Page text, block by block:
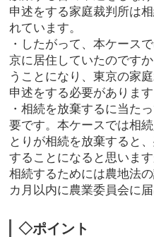
申述をする家庭裁判所は
れています。
・したがって、本ケース
京に居住していたのです
うことになり、東京の家
申述をする必要があります
・相続を放棄するに当た
要です。本ケースでは相
とりが相続を放棄すると
することになると思いま
相続するためには農地法
カ月以内に農業委員会に
◇ポイント